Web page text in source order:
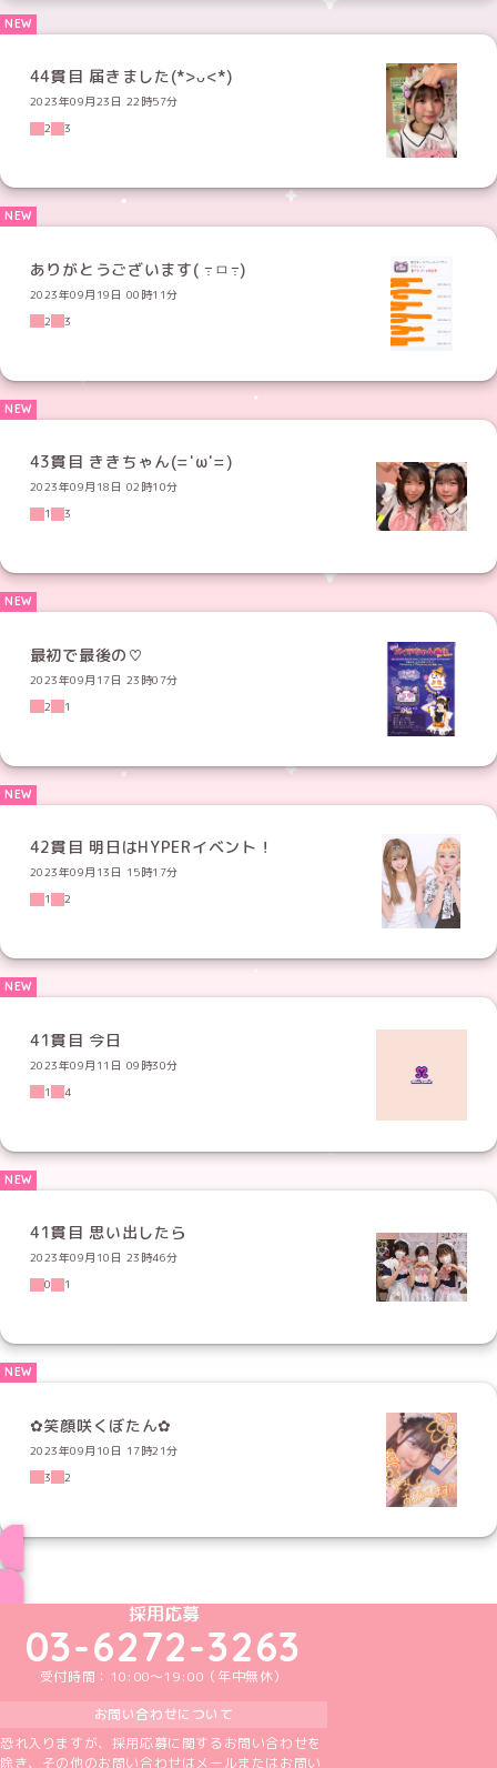
44貫目 届きました(*>ᴗ<*)
2023年09月23日 22時57分
2
3
ありがとうございます( ߹ㅁ߹)
2023年09月19日 00時11分
2
3
43貫目 ききちゃん(='ω'=)
2023年09月18日 02時10分
1
3
最初で最後の♡
2023年09月17日 23時07分
2
1
42貫目 明日はHYPERイベント！
2023年09月13日 15時17分
1
2
41貫目 今日
2023年09月11日 09時30分
1
4
41貫目 思い出したら
2023年09月10日 23時46分
0
1
✿笑顔咲くぼたん✿
2023年09月10日 17時21分
3
2
めいどりーみんTikTok公式アカウント
めいどりーみんX公式アカウント
めいどりーみんInstagram公式アカウント
めいどりーみんFacebook公式アカウン
めいどりーみんYouTube公式アカ
採用応募
03-6272-3263
受付時間：10:00～19:00（年中無休）
お問い合わせについて
恐れ入りますが、採用応募に関するお問い合わせを
除き、その他のお問い合わせはメールまたはお問い